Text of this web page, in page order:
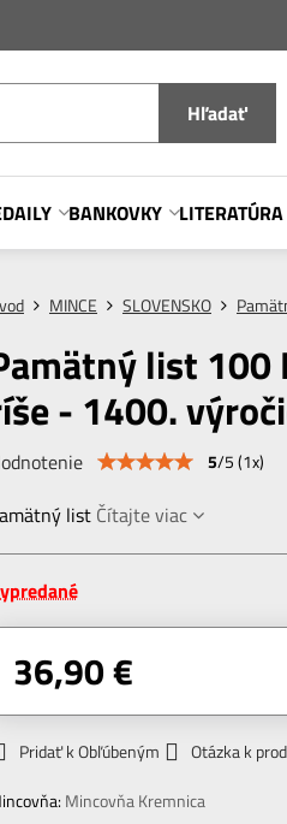
Hľadať
BANKOVKY LITERATÚRA
MINCE SLOVENSKO
list 100
- 1400.
5/5(1x)
list Čítajte viac
36,90 €
Pridať k Obľúbeným Otázka k
Mincovňa Kremnica